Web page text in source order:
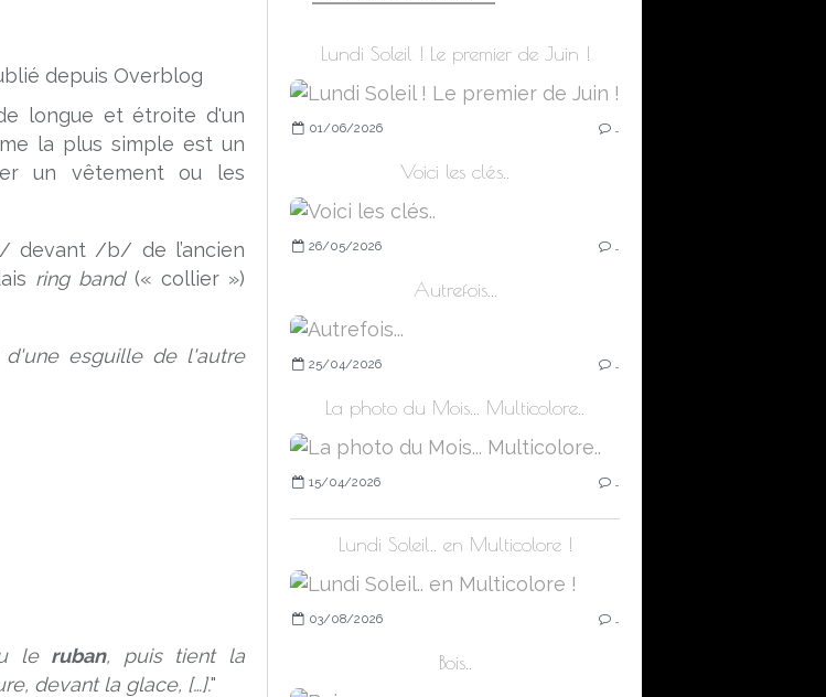
depuis Overblog
longue et étroite d'un
la plus simple est un
un vêtement ou les
devant /b/ de l’ancien
ring band(« collier »)
esguille de l'autre
le ruban, puis tient la
devant la glace, […]."
Lundi Soleil ! Le premier de Juin !
01/06/2026
Voici les clés..
26/05/2026
Autrefois...
25/04/2026
La photo du Mois... Multicolore..
15/04/2026
Lundi Soleil.. en Multicolore !
03/08/2026
Bois..